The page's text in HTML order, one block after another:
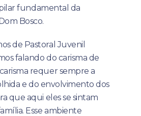
fundamental da
Bosco.
de Pastoral Juvenil
falando do carisma de
requer sempre a
e do envolvimento dos
que aqui eles se sintam
Esse ambiente